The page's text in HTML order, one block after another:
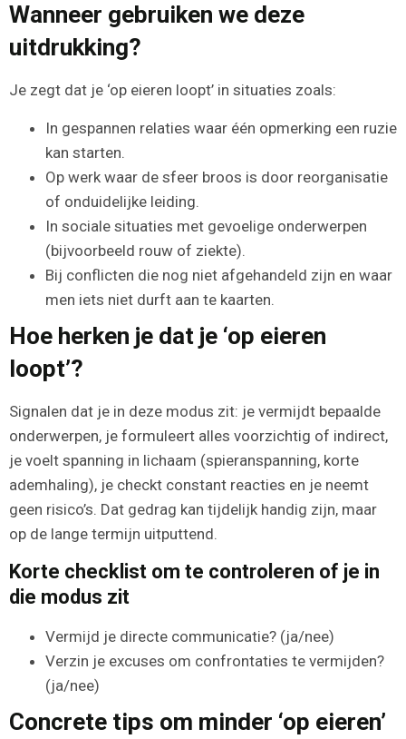
Wanneer gebruiken we deze
uitdrukking?
Je zegt dat je ‘op eieren loopt’ in situaties zoals:
In gespannen relaties waar één opmerking een ruzie
kan starten.
Op werk waar de sfeer broos is door reorganisatie
of onduidelijke leiding.
In sociale situaties met gevoelige onderwerpen
(bijvoorbeeld rouw of ziekte).
Bij conflicten die nog niet afgehandeld zijn en waar
men iets niet durft aan te kaarten.
Hoe herken je dat je ‘op eieren
loopt’?
Signalen dat je in deze modus zit: je vermijdt bepaalde
onderwerpen, je formuleert alles voorzichtig of indirect,
je voelt spanning in lichaam (spieranspanning, korte
ademhaling), je checkt constant reacties en je neemt
geen risico’s. Dat gedrag kan tijdelijk handig zijn, maar
op de lange termijn uitputtend.
Korte checklist om te controleren of je in
die modus zit
Vermijd je directe communicatie? (ja/nee)
Verzin je excuses om confrontaties te vermijden?
(ja/nee)
Concrete tips om minder ‘op eieren’